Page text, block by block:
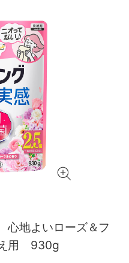
地よいローズ＆フ
用 930g